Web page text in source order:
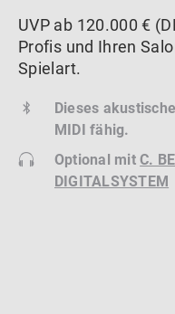
UVP ab 120.000 €
Profis und Ihren
Spielart.
Dieses
MIDI fähig.
Optional mitC.
DIGITALSYSTEM